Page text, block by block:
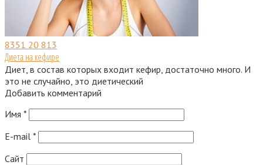
8351 20 813
Диета на кефире
Диет, в состав которых входит кефир, достаточно много. И
это не случайно, это диетический
Добавить комментарий
Имя *
E-mail *
Сайт